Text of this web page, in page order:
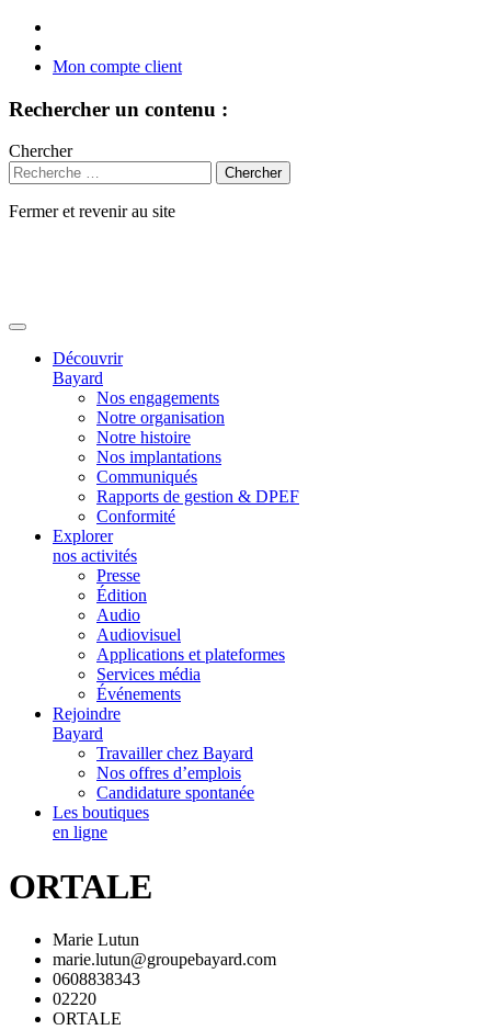
Mon compte client
Rechercher un contenu :
Chercher
Fermer et revenir au site
Découvrir
Bayard
Nos engagements
Notre organisation
Notre histoire
Nos implantations
Communiqués
Rapports de gestion & DPEF
Conformité
Explorer
nos activités
Presse
Édition
Audio
Audiovisuel
Applications et plateformes
Services média
Événements
Rejoindre
Bayard
Travailler chez Bayard
Nos offres d’emplois
Candidature spontanée
Les boutiques
en ligne
ORTALE
Marie Lutun
marie.lutun@groupebayard.com
0608838343
02220
ORTALE